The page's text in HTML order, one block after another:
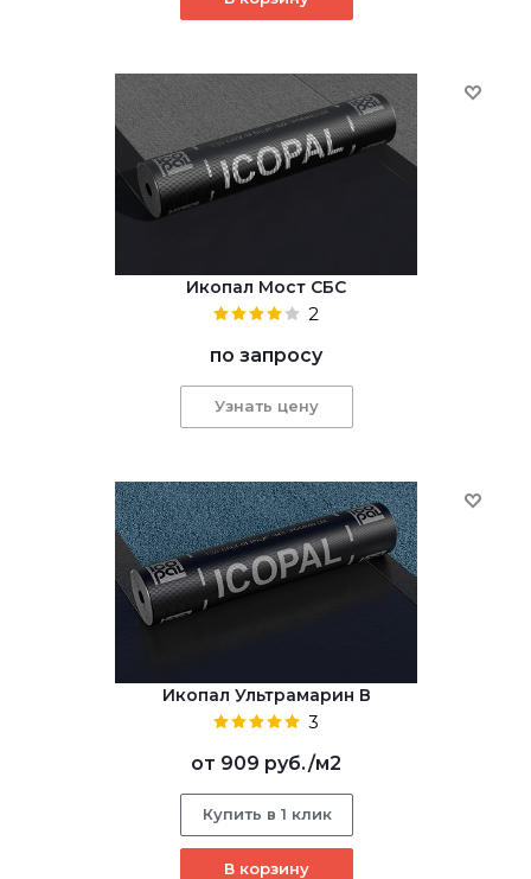
Икопал Мост СБС
2
по запросу
Узнать цену
Икопал Ультрамарин В
3
от 909 руб./м2
Купить в 1 клик
В корзину